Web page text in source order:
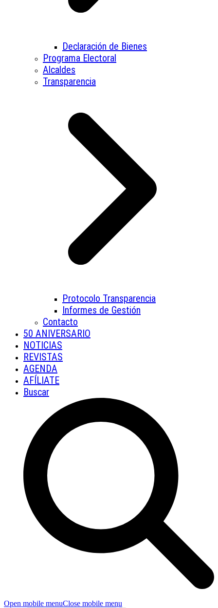
Declaración de Bienes
Programa Electoral
Alcaldes
Transparencia
Protocolo Transparencia
Informes de Gestión
Contacto
50 ANIVERSARIO
NOTICIAS
REVISTAS
AGENDA
AFÍLIATE
Buscar
Open mobile menuClose mobile menu